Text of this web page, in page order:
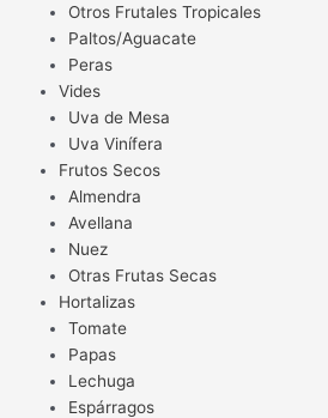
Otros Frutales Tropicales
Paltos/Aguacate
Peras
Vides
Uva de Mesa
Uva Vinífera
Frutos Secos
Almendra
Avellana
Nuez
Otras Frutas Secas
Hortalizas
Tomate
Papas
Lechuga
Espárragos